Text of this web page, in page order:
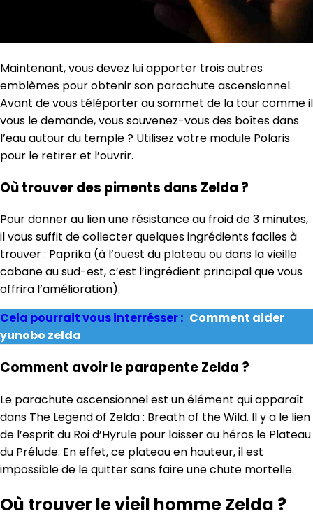
Maintenant, vous devez lui apporter trois autres
emblèmes pour obtenir son parachute ascensionnel.
Avant de vous téléporter au sommet de la tour comme il
vous le demande, vous souvenez-vous des boîtes dans
l’eau autour du temple ? Utilisez votre module Polaris
pour le retirer et l’ouvrir.
Où trouver des piments dans Zelda ?
Pour donner au lien une résistance au froid de 3 minutes,
il vous suffit de collecter quelques ingrédients faciles à
trouver : Paprika (à l’ouest du plateau ou dans la vieille
cabane au sud-est, c’est l’ingrédient principal que vous
offrira l’amélioration).
Cela pourrait vous interrésser : Comment aider
yunobo zelda
Comment avoir le parapente Zelda ?
Le parachute ascensionnel est un élément qui apparaît
dans The Legend of Zelda : Breath of the Wild. Il y a le lien
de l’esprit du Roi d’Hyrule pour laisser au héros le Plateau
du Prélude. En effet, ce plateau en hauteur, il est
impossible de le quitter sans faire une chute mortelle.
Où trouver le vieil homme Zelda ?